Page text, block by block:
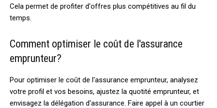
Cela permet de profiter d'offres plus compétitives au fil du
temps.
Comment optimiser le coût de l'assurance
emprunteur?
Pour optimiser le coût de l'assurance emprunteur, analysez
votre profil et vos besoins, ajustez la quotité emprunteur, et
envisagez la délégation d'assurance. Faire appel à un courtier